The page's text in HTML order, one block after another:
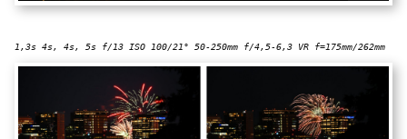
1,3s 4s, 4s, 5s f/13 ISO 100/21° 50-250mm f/4,5-6,3 VR f=175mm/262mm